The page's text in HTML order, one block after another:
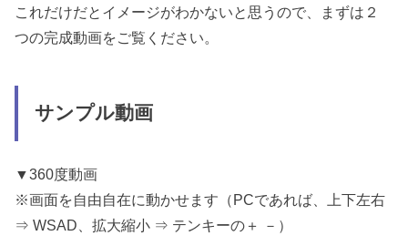
これだけだとイメージがわかないと思うので、まずは２
つの完成動画をご覧ください。
サンプル動画
▼360度動画
※画面を自由自在に動かせます（PCであれば、上下左右
⇒ WSAD、拡大縮小 ⇒ テンキーの＋ －）